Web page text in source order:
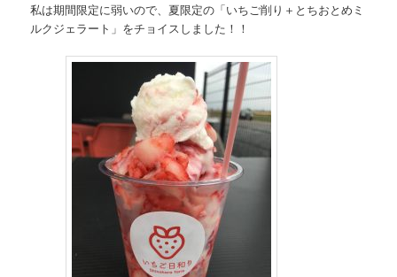
私は期間限定に弱いので、夏限定の「いちご削り＋とちおとめミ
ルクジェラート」をチョイスしました！！